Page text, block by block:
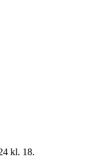
kl. 18.